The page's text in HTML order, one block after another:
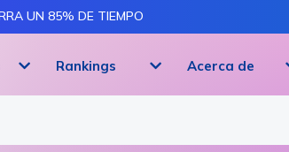
UN 85% DE TIEMPO
Rankings Acerca de